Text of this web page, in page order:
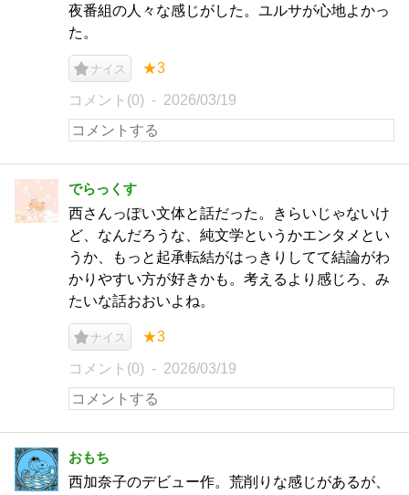
夜番組の人々な感じがした。ユルサが心地よかっ
た。
ナイス ★3
コメント(0) 2026/03/19
でらっくす
西さんっぽい文体と話だった。きらいじゃないけ
ど、なんだろうな、純文学というかエンタメとい
うか、もっと起承転結がはっきりしてて結論がわ
かりやすい方が好きかも。考えるより感じろ、み
たいな話おおいよね。
ナイス ★3
コメント(0) 2026/03/19
おもち
西加奈子のデビュー作。荒削りな感じがあるが、